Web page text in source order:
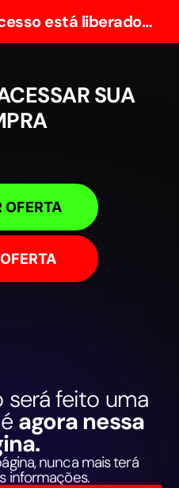
está liberado…
SUA
OFERTA
será feito uma
agora nessa
nunca mais terá
informações.